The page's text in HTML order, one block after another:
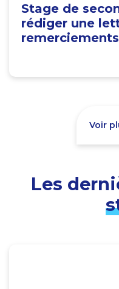
Stage de
rédiger une
remerciements
Voir
Les